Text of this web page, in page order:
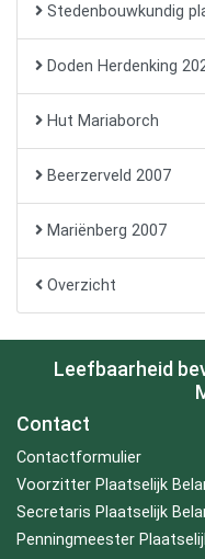
Stedenbouwkundig
Doden Herdenking
Hut Mariaborch
Beerzerveld 2007
Mariënberg 2007
Overzicht
Leefbaarheid
Contact
Contactformulier
Voorzitter Plaatselijk
Secretaris Plaatselijk
Penningmeester